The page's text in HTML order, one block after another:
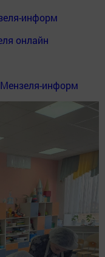
информ
онлайн
информ